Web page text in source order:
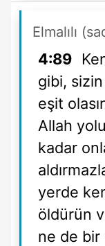
Elmalılı
4:89
gibi,
eşit
Allah
kadar
yerde
öldürün
ne de bir